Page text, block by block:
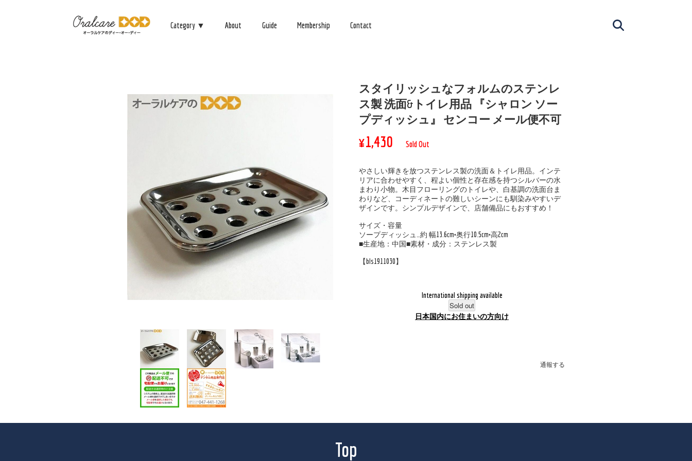
Category ▼ About Guide Membership Contact
スタイリッシュなフォルムのステンレ
ス製 洗面&トイレ用品 『シャロン ソー
プディッシュ』 センコー メール便不可
¥1,430 Sold Out
やさしい輝きを放つステンレス製の洗面＆トイレ用品。インテ
リアに合わせやすく、程よい個性と存在感を持つシルバーの水
まわり小物。木目フローリングのトイレや、白基調の洗面台ま
わりなど、コーディネートの難しいシーンにも馴染みやすいデ
ザインです。シンプルデザインで、店舗備品にもおすすめ！
サイズ・容量
ソープディッシュ…約 幅13.6cm×奥行10.5cm×高2cm
■生産地：中国■素材・成分：ステンレス製
【bls1911030】
International shipping available
Sold out
日本国内にお住まいの方向け
通報する
Top